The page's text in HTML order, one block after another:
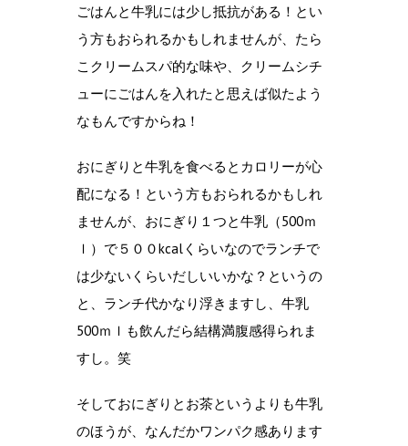
ごはんと牛乳には少し抵抗がある！とい
う方もおられるかもしれませんが、たら
こクリームスパ的な味や、クリームシチ
ューにごはんを入れたと思えば似たよう
なもんですからね！
おにぎりと牛乳を食べるとカロリーが心
配になる！という方もおられるかもしれ
ませんが、おにぎり１つと牛乳（500ｍ
ｌ）で５００kcalくらいなのでランチで
は少ないくらいだしいいかな？というの
と、ランチ代かなり浮きますし、牛乳
500ｍｌも飲んだら結構満腹感得られま
すし。笑
そしておにぎりとお茶というよりも牛乳
のほうが、なんだかワンパク感あります